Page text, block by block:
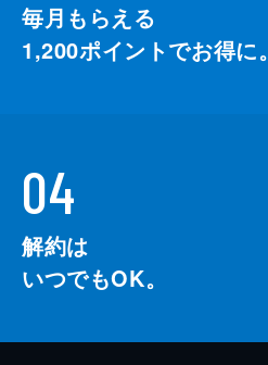
毎月もらえる
1,200ポイントでお得に。
04
解約は
いつでもOK。